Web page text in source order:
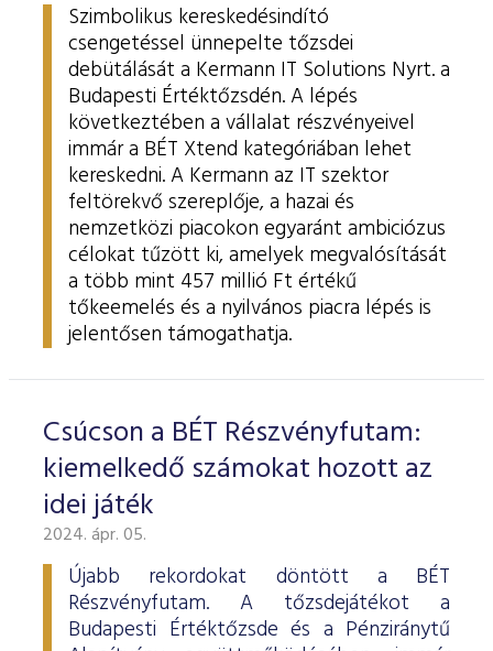
Szimbolikus kereskedésindító
csengetéssel ünnepelte tőzsdei
debütálását a Kermann IT Solutions Nyrt. a
Budapesti Értéktőzsdén. A lépés
következtében a vállalat részvényeivel
immár a BÉT Xtend kategóriában lehet
kereskedni. A Kermann az IT szektor
feltörekvő szereplője, a hazai és
nemzetközi piacokon egyaránt ambiciózus
célokat tűzött ki, amelyek megvalósítását
a több mint 457 millió Ft értékű
tőkeemelés és a nyilvános piacra lépés is
jelentősen támogathatja.
Csúcson a BÉT Részvényfutam:
kiemelkedő számokat hozott az
idei játék
2024. ápr. 05.
Újabb rekordokat döntött a BÉT
Részvényfutam. A tőzsdejátékot a
Budapesti Értéktőzsde és a Pénziránytű